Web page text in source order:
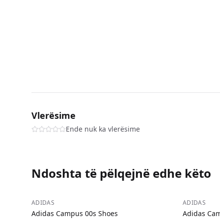
Vlerësime
Ende nuk ka vlerësime
Ndoshta të pëlqejnë edhe këto
−48%
ADIDAS
Adidas Campus 00s Shoes
−48%
ADIDAS
Adidas